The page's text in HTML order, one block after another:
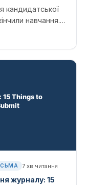
кандидатської
навчання.
редагування
7 хв читання
журналу: 15